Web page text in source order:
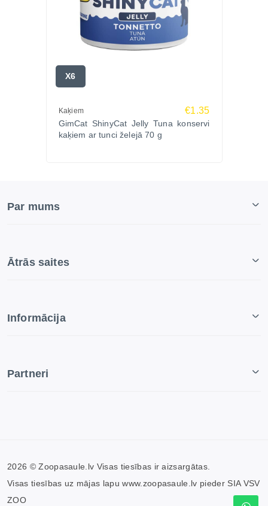
X6
Kaķiem €1.35
GimCat ShinyCat Jelly Tuna konservi
kaķiem ar tunci želejā 70 g
Par mums
Ātrās saites
Informācija
Partneri
2026 © Zoopasaule.lv Visas tiesības ir aizsargātas.
Visas tiesības uz mājas lapu www.zoopasaule.lv pieder SIA VSV
ZOO